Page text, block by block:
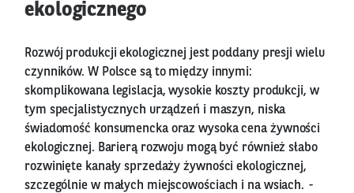
ekologicznego
Rozwój produkcji ekologicznej jest poddany presji wielu
czynników. W Polsce są to między innymi:
skomplikowana legislacja, wysokie koszty produkcji, w
tym specjalistycznych urządzeń i maszyn, niska
świadomość konsumencka oraz wysoka cena żywności
ekologicznej. Barierą rozwoju mogą być również słabo
rozwinięte kanały sprzedaży żywności ekologicznej,
szczególnie w małych miejscowościach i na wsiach. -